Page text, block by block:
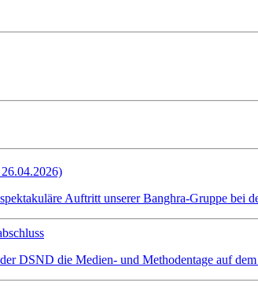
Auftritt unserer Banghra-Gruppe bei
DSND die Medien- und Methodentage auf